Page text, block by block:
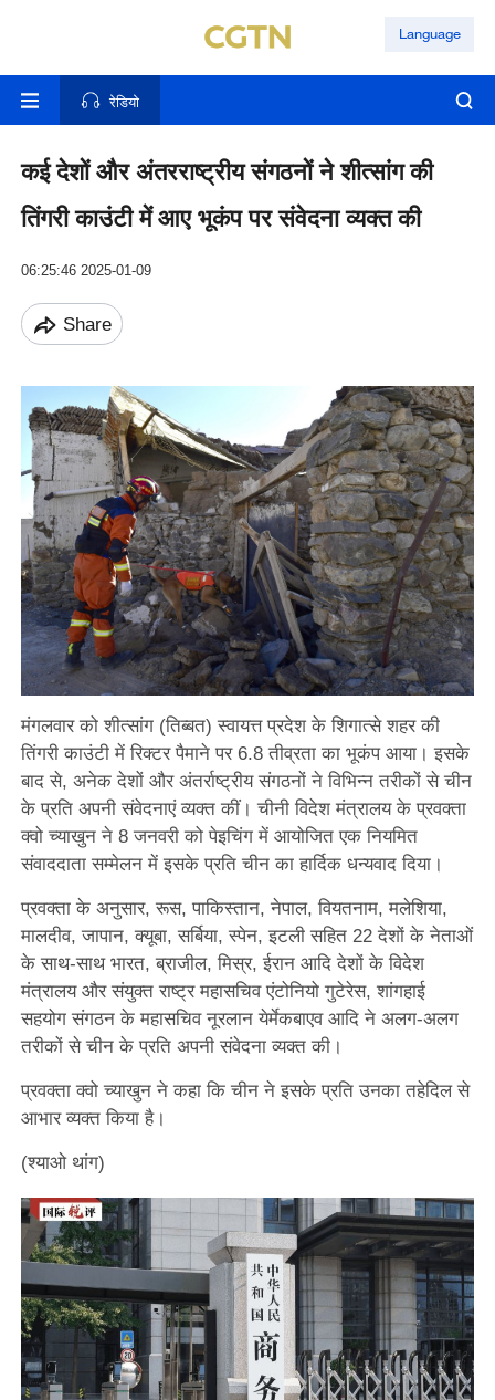
Language
रेडियो
कई देशों और अंतरराष्ट्रीय संगठनों ने शीत्सांग की
तिंगरी काउंटी में आए भूकंप पर संवेदना व्यक्त की
06:25:46 2025-01-09
Share
मंगलवार को शीत्सांग (तिब्बत) स्वायत्त प्रदेश के शिगात्से शहर की
तिंगरी काउंटी में रिक्टर पैमाने पर 6.8 तीव्रता का भूकंप आया। इसके
बाद से, अनेक देशों और अंतर्राष्ट्रीय संगठनों ने विभिन्न तरीकों से चीन
के प्रति अपनी संवेदनाएं व्यक्त कीं। चीनी विदेश मंत्रालय के प्रवक्ता
क्वो च्याखुन ने 8 जनवरी को पेइचिंग में आयोजित एक नियमित
संवाददाता सम्मेलन में इसके प्रति चीन का हार्दिक धन्यवाद दिया।
प्रवक्ता के अनुसार,रूस,पाकिस्तान,नेपाल,वियतनाम,मलेशिया,
मालदीव,जापान,क्यूबा,​​सर्बिया,स्पेन,इटली सहित 22 देशों के नेताओं
के साथ-साथ भारत,ब्राजील,मिस्र,ईरान आदि देशों के विदेश
मंत्रालय और संयुक्त राष्ट्र महासचिव एंटोनियो गुटेरेस, शांगहाई
सहयोग संगठन के महासचिव नूरलान येर्मेकबाएव आदि ने अलग-अलग
तरीकों से चीन के प्रति अपनी संवेदना व्यक्त की।
प्रवक्ता क्वो च्याखुन ने कहा कि चीन ने इसके प्रति उनका तहेदिल से
आभार व्यक्त किया है।
(श्याओ थांग)